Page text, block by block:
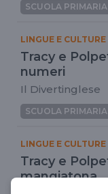
SCUOLA PRIMARIA
LINGUE E
Tracy e
numeri
Il Divertinglese
SCUOLA PRIMARIA
LINGUE E
Tracy e
mangiatona